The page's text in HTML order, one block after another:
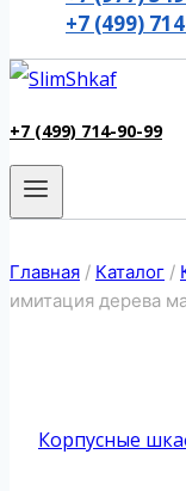
+7 (499)
+7 (499) 714-90-99
Главная / Каталог /
имитация дерева
Корпусные